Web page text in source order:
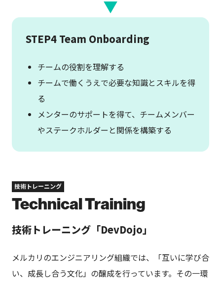
STEP4 Team Onboarding
チームの役割を理解する
チームで働くうえで必要な知識とスキルを得
る
メンターのサポートを得て、チームメンバー
やステークホルダーと関係を構築する
技術トレーニング
Technical Training
技術トレーニング「DevDojo」
メルカリのエンジニアリング組織では、「互いに学び合
い、成長し合う文化」の醸成を行っています。その一環